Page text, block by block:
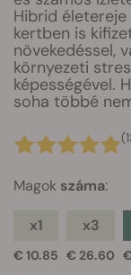
Hibrid
kertben is
növekedéssel,
környezeti
képességével.
soha többé
Magok száma:
x1
€ 10.85
x3
€ 26.60